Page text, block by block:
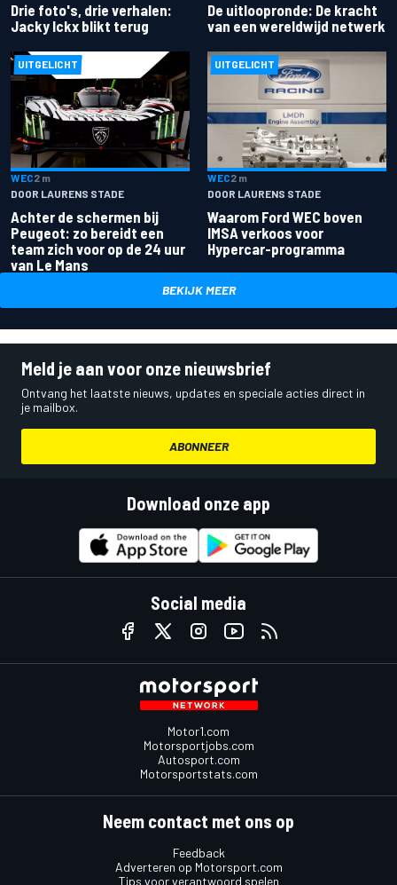
Drie foto's, drie verhalen:
Jacky Ickx blikt terug
De uitloopronde: De kracht
van een wereldwijd netwerk
UITGELICHT
WEC2 m
DOOR LAURENS STADE
Achter de schermen bij
Peugeot: zo bereidt een
team zich voor op de 24 uur
van Le Mans
UITGELICHT
WEC2 m
DOOR LAURENS STADE
Waarom Ford WEC boven
IMSA verkoos voor
Hypercar-programma
BEKIJK MEER
Meld je aan voor onze nieuwsbrief
Ontvang het laatste nieuws, updates en speciale acties direct in
je mailbox.
ABONNEER
Download onze app
Social media
Motor1.com
Motorsportjobs.com
Autosport.com
Motorsportstats.com
Neem contact met ons op
Feedback
Adverteren op Motorsport.com
Tips voor verantwoord spelen